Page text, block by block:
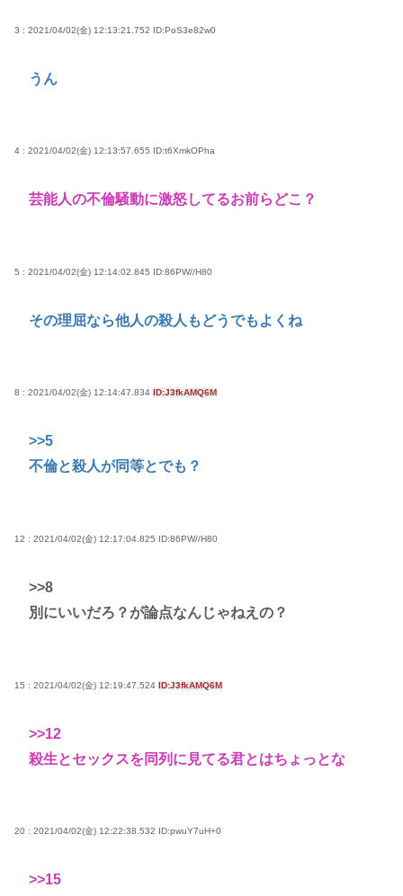
女子高生がプロ野球選手を目指す漫画、ついに発見
高市早苗さん、憧れのバンドを官邸に招き、自身の
かされる「女神の加護を受けしママのサーガ」3巻 今
ポケカ資産が100万円超えた男の子www
3 : 2021/04/02(金) 12:13:21.752 ID:PoS3e82w0
うん
4 : 2021/04/02(金) 12:13:57.655 ID:t6XmkOPha
芸能人の不倫騒動に激怒してるお前らどこ？
5 : 2021/04/02(金) 12:14:02.845 ID:86PW//H80
その理屈なら他人の殺人もどうでもよくね
8 : 2021/04/02(金) 12:14:47.834 ID:J3fkAMQ6M
>>5
不倫と殺人が同等とでも？
12 : 2021/04/02(金) 12:17:04.825 ID:86PW//H80
>>8
別にいいだろ？が論点なんじゃねえの？
15 : 2021/04/02(金) 12:19:47.524 ID:J3fkAMQ6M
>>12
殺生とセックスを同列に見てる君とはちょっとな
20 : 2021/04/02(金) 12:22:38.532 ID:pwuY7uH+0
>>15